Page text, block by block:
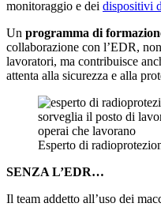
monitoraggio e dei dispositivi
Un programma di
collaborazione con l’EDR,
lavoratori, ma contribuisce
attenta alla sicurezza e alla
Esperto di
SENZA L’EDR…
Il team addetto all’uso dei